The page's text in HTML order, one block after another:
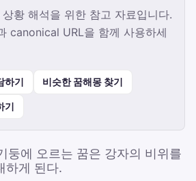
황 해석을 위한 참고 자료입니다.
canonical URL을 함께 사용하세
하기 비슷한 꿈해몽 찾기
기
둥에 오르는 꿈은 강자의 비위를
하게 된다.